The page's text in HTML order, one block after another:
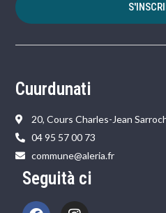
Cuurdunati
20, Cours Charles-Jean
04 95 57 00 73
commune@aleria.fr
Seguità ci